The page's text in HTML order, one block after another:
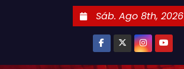
Sáb. Ago 8th, 2026